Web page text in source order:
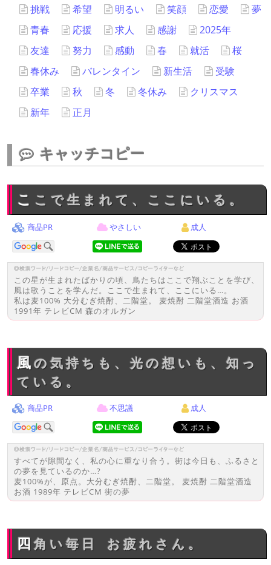
挑戦
希望 明るい 笑顔 恋愛
夢
青春
応援 求人 感謝
2025年
友達
努力 感動 春 就活
桜
春休み
バレンタイン 新生活
受験
卒業
秋 冬 冬休み
クリスマス
新年
正月
キャッチコピー
ここで生まれて、ここにいる。
商品PR やさしい 成人
この星が生まれたばかりの頃、鳥たちはここで翔ぶことを学び、
風は歌うことを学んだ。ここで生まれて、ここにいる…。
私は麦100% 大分むぎ焼酎、二階堂。 麦焼酎 二階堂酒造 お酒
1991年 テレビCM 森のオルガン
風の気持ちも、光の想いも、知っ
ている。
商品PR 不思議 成人
すべてが隙間なく、私の心に重なり合う。街は今日も、ふるさと
の夢を見ているのか…?
麦100%が、原点。大分むぎ焼酎、二階堂。 麦焼酎 二階堂酒造
お酒 1989年 テレビCM 街の夢
四角い毎日 お疲れさん。